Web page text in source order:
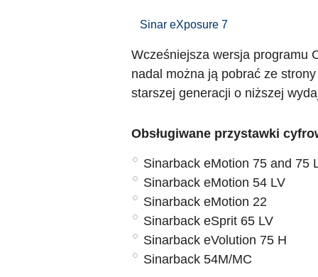
Sinar eXposure 7
Wcześniejsza wersja programu
nadal można ją pobrać ze
starszej generacji o niższej
Obsługiwane przystawki
Sinarback eMotion 75 and 75
Sinarback eMotion 54 LV
Sinarback eMotion 22
Sinarback eSprit 65 LV
Sinarback eVolution 75 H
Sinarback 54M/MC